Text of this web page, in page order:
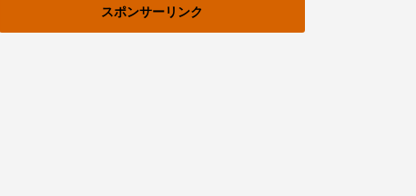
スポンサーリンク